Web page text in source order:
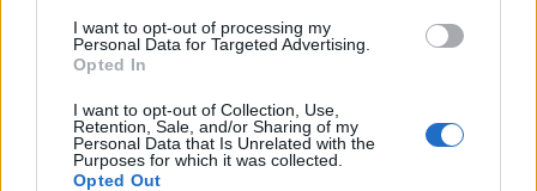
I want to opt-out of processing my
Personal Data for Targeted Advertising.
Opted In
I want to opt-out of Collection, Use,
Retention, Sale, and/or Sharing of my
Personal Data that Is Unrelated with the
Purposes for which it was collected.
Opted Out